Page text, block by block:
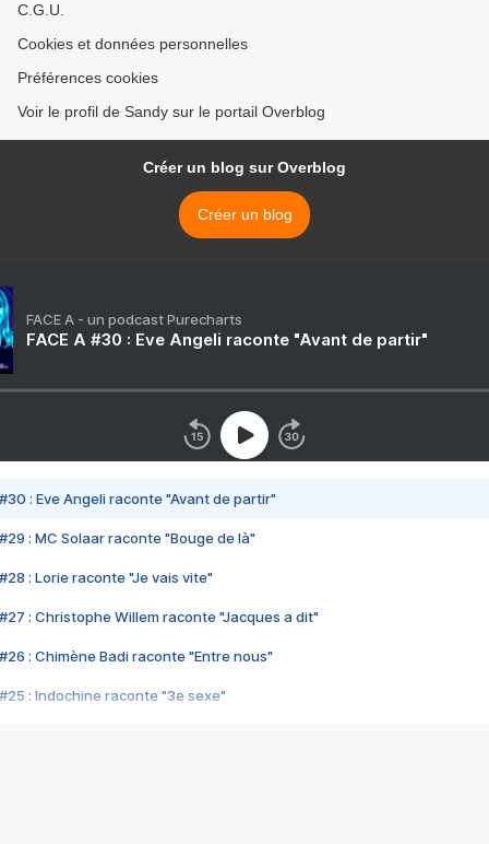
C.G.U.
Cookies et données personnelles
Préférences cookies
Voir le profil de Sandy sur le portail Overblog
Créer un blog sur Overblog
Créer un blog
FACE A - un podcast Purecharts
FACE A #30 : Eve Angeli raconte "Avant de partir"
#30 : Eve Angeli raconte "Avant de partir"
#29 : MC Solaar raconte "Bouge de là"
#28 : Lorie raconte "Je vais vite"
#27 : Christophe Willem raconte "Jacques a dit"
#26 : Chimène Badi raconte "Entre nous"
#25 : Indochine raconte "3e sexe"